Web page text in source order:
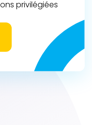
privilégiées